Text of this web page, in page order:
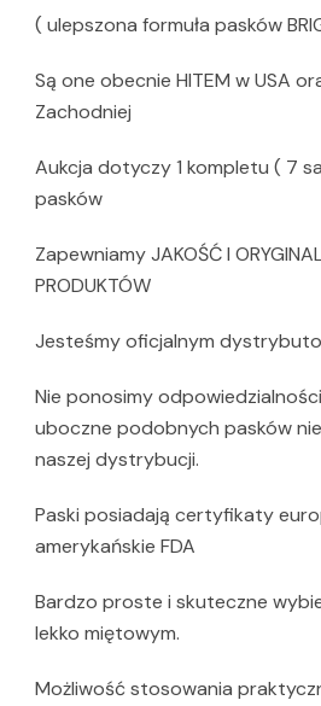
( ulepszona formuła pasków
Są one obecnie HITEM w USA
Zachodniej
Aukcja dotyczy 1 kompletu ( 7
pasków
Zapewniamy JAKOŚĆ I
PRODUKTÓW
Jesteśmy oficjalnym
Nie ponosimy
uboczne podobnych pasków
naszej dystrybucji.
Paski posiadają certyfikaty
amerykańskie FDA
Bardzo proste i skuteczne
lekko miętowym.
Możliwość stosowania